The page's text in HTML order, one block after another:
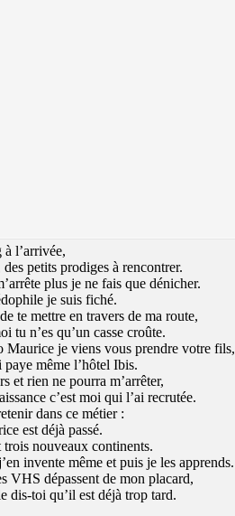
l’arrivée,
petits prodiges à rencontrer.
plus je ne fais que dénicher.
je suis fiché.
te mettre en travers de ma route,
tu n’es qu’un casse croûte.
Maurice je viens vous prendre votre fils,
même l’hôtel Ibis.
et rien ne pourra m’arrêter,
c’est moi qui l’ai recrutée.
dans ce métier :
est déjà passé.
trois nouveaux continents.
invente même et puis je les apprends.
VHS dépassent de mon placard,
dis-toi qu’il est déjà trop tard.